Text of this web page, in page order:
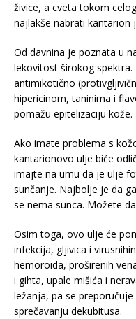
živice, a cveta tokom
najlakše nabrati kantarion
Od davnina je poznata u
lekovitost širokog
antimikotično
hipericinom, taninima i
pomažu epitelizaciju kože.
Ako imate problema s
kantarionovo ulje biće
imajte na umu da je ulje
sunčanje. Najbolje je da
se nema sunca. Možete
Osim toga, ovo ulje će
infekcija, gljivica i
hemoroida, proširenih
i gihta, upale mišića i
ležanja, pa se
sprečavanju dekubitusa.